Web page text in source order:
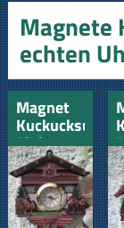
Magnete
echten
Magnet
Kuckucksuhr
"Schwarzwald"
Pferdegespann
und
Musiker